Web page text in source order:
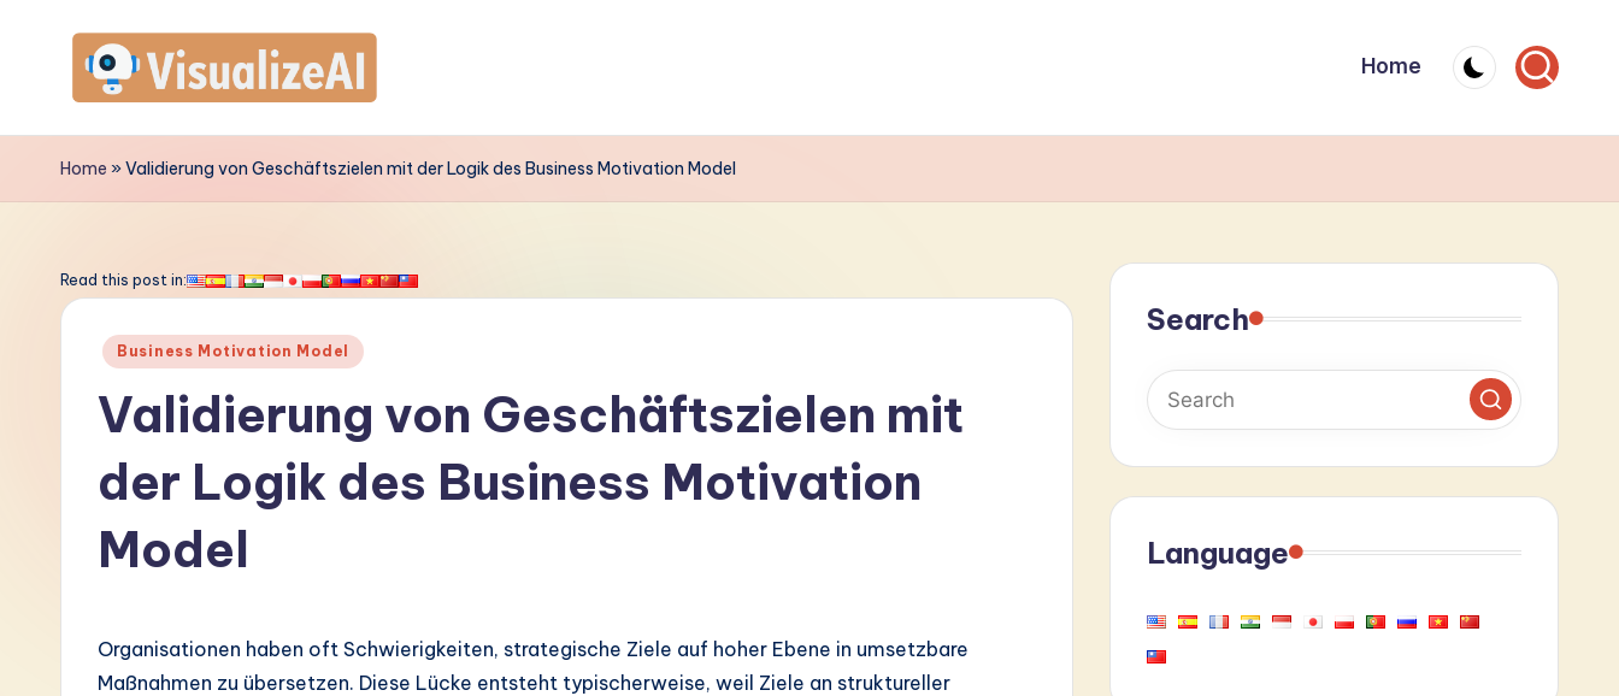
contentV
is
a
Home
Home »Validierung von Geschäftszielen mit der Logik des Business Motivation Model
Read this post in:
Posted
Business Motivation Model
Validierung von Geschäftszielen mit
der Logik des Business Motivation
Model
Organisationen haben oft Schwierigkeiten, strategische Ziele auf hoher Ebene in umsetzbare
Maßnahmen zu übersetzen. Diese Lücke entsteht typischerweise, weil Ziele an struktureller
Search
Language